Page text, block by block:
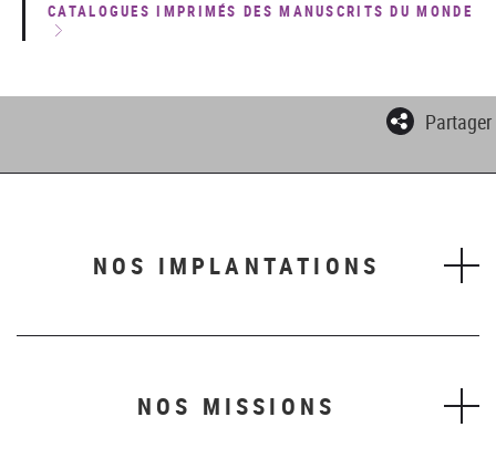
CATALOGUES IMPRIMÉS DES MANUSCRITS DU MONDE
Partager
NOS IMPLANTATIONS
NOS MISSIONS